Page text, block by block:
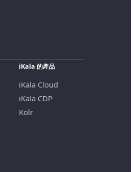
iKala 的產品
iKala Cloud
iKala CDP
Kolr